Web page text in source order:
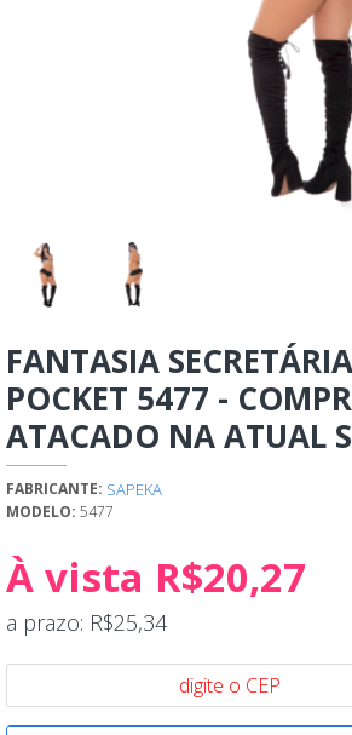
FANTASIA
POCKET 5477 -
ATACADO NA ATUAL
À vista R$20,27
a prazo: R$25,34
FABRICANTE: SAPEKA
MODELO: 5477